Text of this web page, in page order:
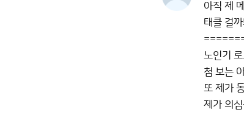
아직 제
태클 걸
노인기
첨 보는
또 제가
제가 의